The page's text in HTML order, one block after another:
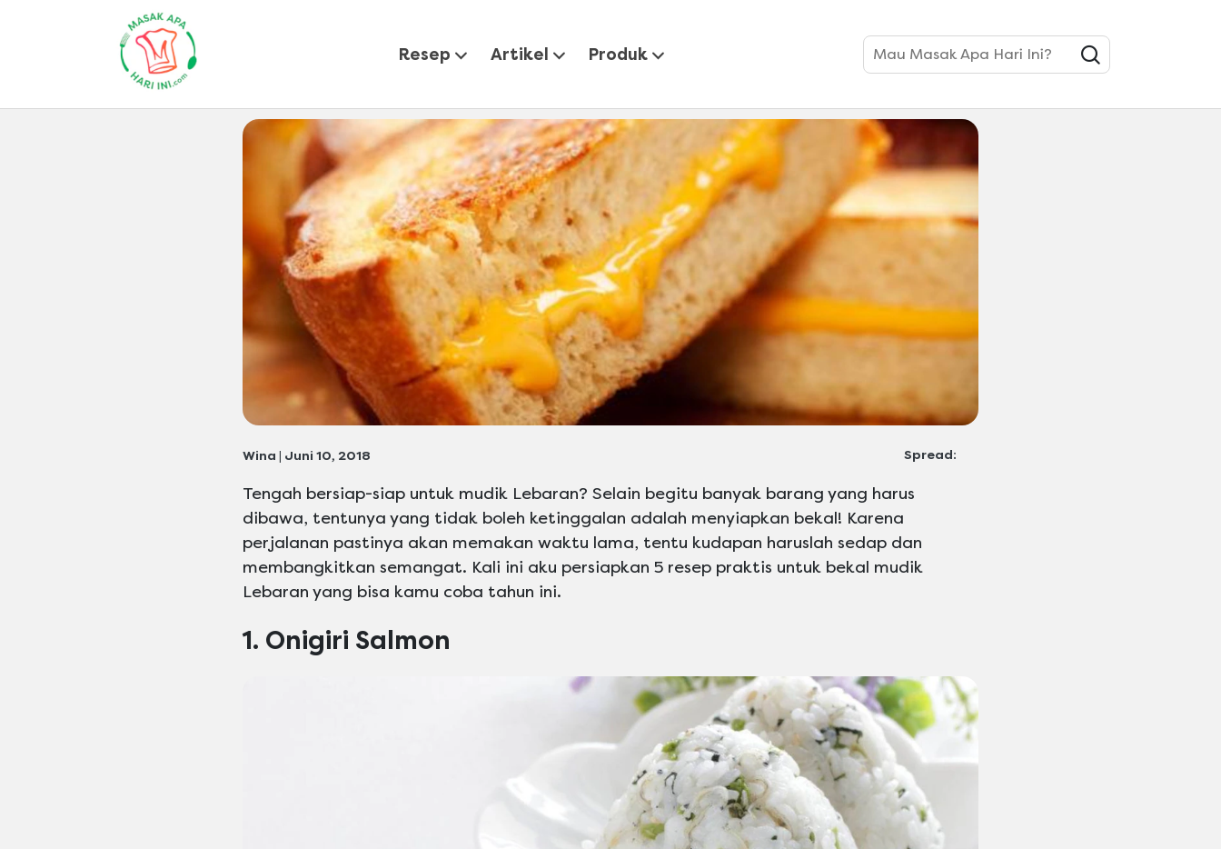
Resep Artikel Produk Mau Masak Apa Hari Ini?
Beranda
Wina | Juni 10, 2018 Spread:
Tengah bersiap-siap untuk mudik Lebaran? Selain begitu banyak barang yang harus
dibawa, tentunya yang tidak boleh ketinggalan adalah menyiapkan bekal! Karena
perjalanan pastinya akan memakan waktu lama, tentu kudapan haruslah sedap dan
membangkitkan semangat. Kali ini aku persiapkan 5 resep praktis untuk bekal mudik
Lebaran yang bisa kamu coba tahun ini.
1. Onigiri Salmon